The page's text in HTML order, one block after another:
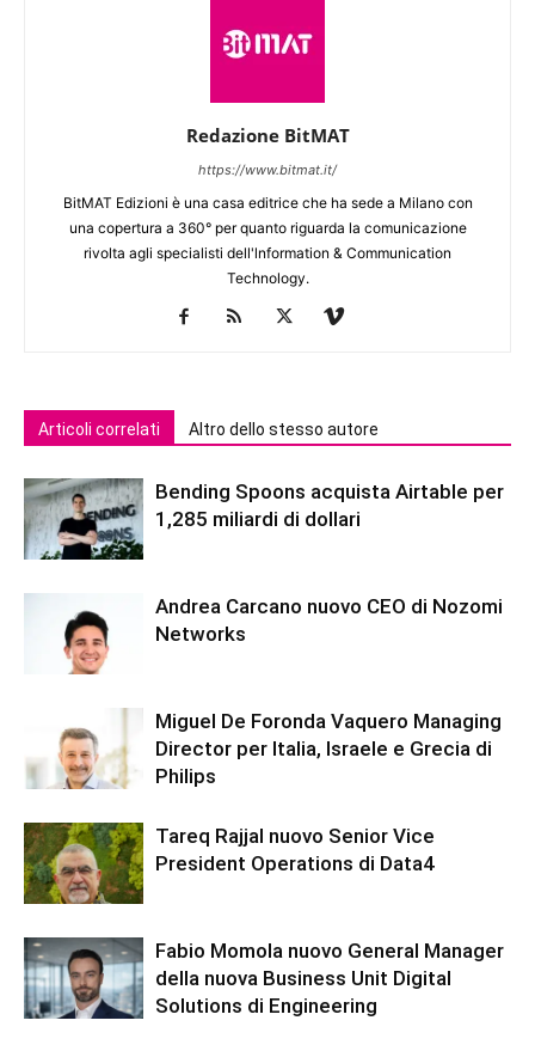
Redazione BitMAT
https://www.bitmat.it/
BitMAT Edizioni è una casa editrice che ha sede a Milano con
una copertura a 360° per quanto riguarda la comunicazione
rivolta agli specialisti dell'lnformation & Communication
Technology.
Articoli correlati Altro dello stesso autore
Bending Spoons acquista Airtable per
1,285 miliardi di dollari
Andrea Carcano nuovo CEO di Nozomi
Networks
Miguel De Foronda Vaquero Managing
Director per Italia, Israele e Grecia di
Philips
Tareq Rajjal nuovo Senior Vice
President Operations di Data4
Fabio Momola nuovo General Manager
della nuova Business Unit Digital
Solutions di Engineering